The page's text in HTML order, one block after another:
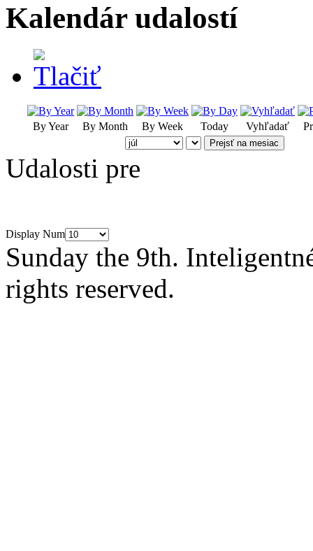
Kalendár udalostí
By Year By Month By Week Today Vyhľadať
Prejsť na mesiac
Udalosti pre
Display Num
Sunday the 9th.
rights reserved.